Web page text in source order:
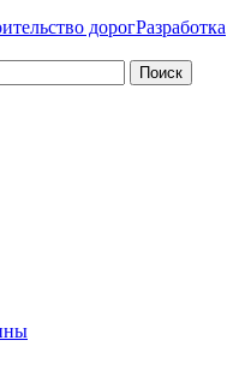
дорогРазработка